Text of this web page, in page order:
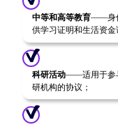
中等和高等教育——身
供学习证明和生活资金
科研活动——适用于参
研机构的协议；